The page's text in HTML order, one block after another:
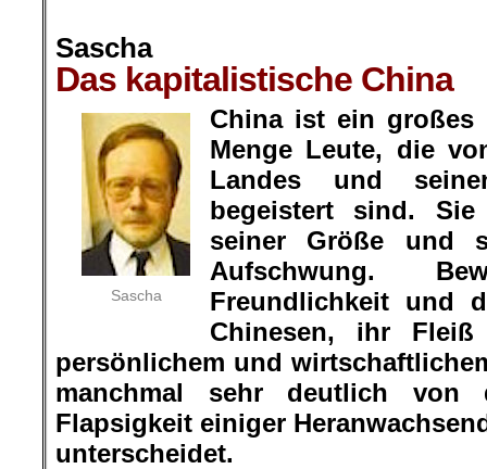
Sascha
Das kapitalistische China
Sascha
China ist ein
Menge Leute, die
Landes und
begeistert sind.
seiner Größe und
Aufschwung.
Freundlichkeit und
Chinesen, ihr
persönlichem und
manchmal sehr deutlich von
Flapsigkeit einiger
unterscheidet.